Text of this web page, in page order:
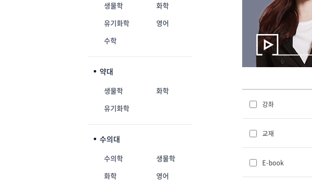
생물학
화학
유기화학
영어
수학
약대
생물학
화학
유기화학
수의대
수의학
생물학
화학
영어
강좌
교재
E-book